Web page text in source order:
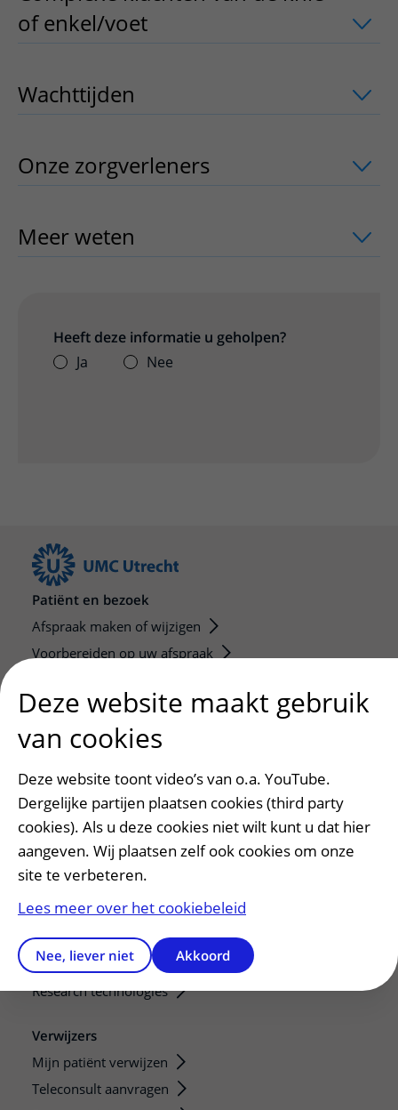
of enkel/voet uitklapper, klik om te
Wachttijden uitklapper, klik om te
Onze zorgverleners uitklapper, klik
Meer weten uitklapper, klik om te
Heeft deze informatie u geholpen?
Ja
Nee
Patiënt en bezoek
Afspraak maken of wijzigen
Voorbereiden op uw afspraak
Opvragen kopie dossier
Bezoektijden
Onderwijs en onderzoek
Onze opleidingen
De Nieuwe Utrechtse School
Stage en opleidingsplaatsen
Research
Strategic programs
Research groups
Researchers
Research technologies
Verwijzers
Mijn patiënt verwijzen
Teleconsult aanvragen
Deze website maakt gebruik
van cookies
Deze website toont video’s van o.a. YouTube.
Dergelijke partijen plaatsen cookies (third party
cookies). Als u deze cookies niet wilt kunt u dat hier
aangeven. Wij plaatsen zelf ook cookies om onze
site te verbeteren.
Lees meer over het cookiebeleid
Nee, liever niet Akkoord